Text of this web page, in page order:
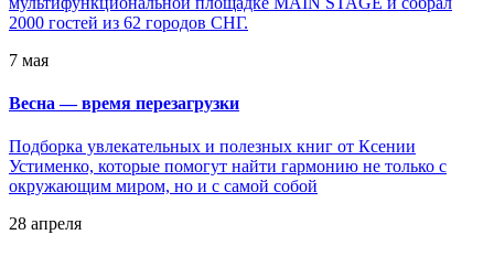
2000 гостей из 62 городов СНГ.
7 мая
Весна — время перезагрузки
Подборка увлекательных и полезных книг от Ксении
Устименко, которые помогут найти гармонию не только с
окружающим миром, но и с самой собой
28 апреля